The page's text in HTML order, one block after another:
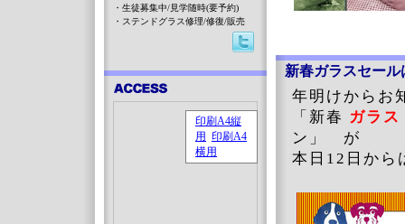
新春ガラスセー
年明けからお
「新春 ガラ
ン」 が
本日12日から
・生徒募集中/見学随時(要予約)
・ステンドグラス修理/修復/販売